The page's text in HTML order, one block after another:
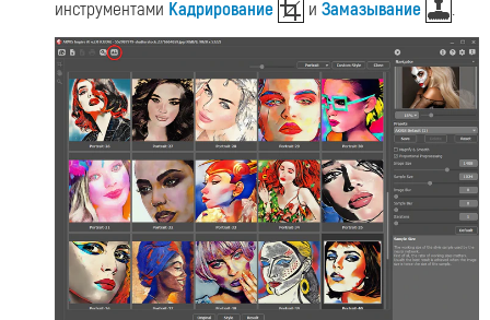
инструментами Кадрирование и Замазывание .